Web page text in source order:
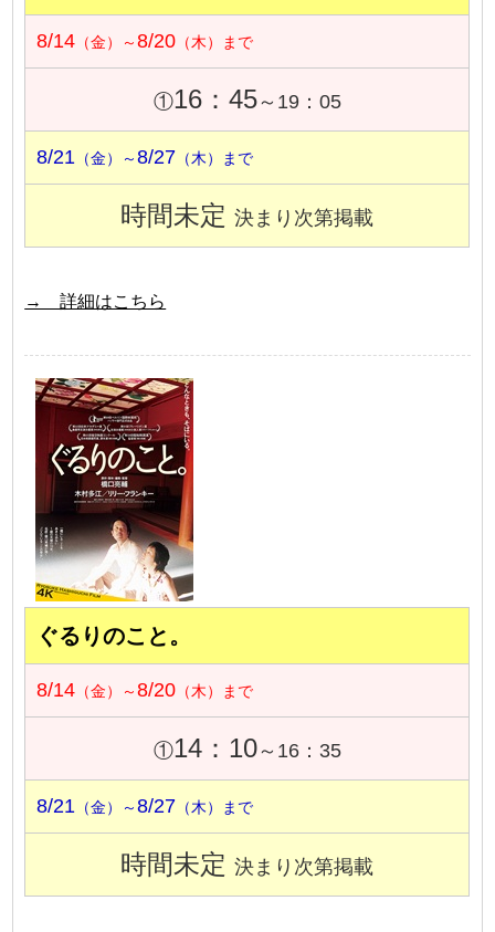
8/14 （金）～8/20 （木）まで
①16：45～19：05
8/21 （金）～8/27 （木）まで
時間未定決まり次第掲載
→ 詳細はこちら
ぐるりのこと。
8/14 （金）～8/20 （木）まで
①14：10～16：35
8/21 （金）～8/27 （木）まで
時間未定決まり次第掲載